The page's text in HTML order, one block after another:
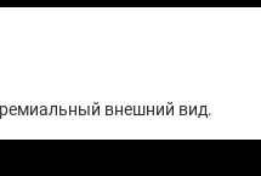
внешний вид.